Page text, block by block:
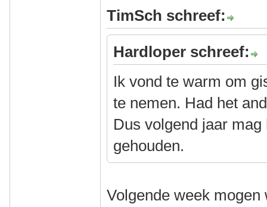
TimSch schreef:
Hardloper schreef:
Ik vond te warm om
te nemen. Had het
Dus volgend jaar
gehouden.
Volgende week